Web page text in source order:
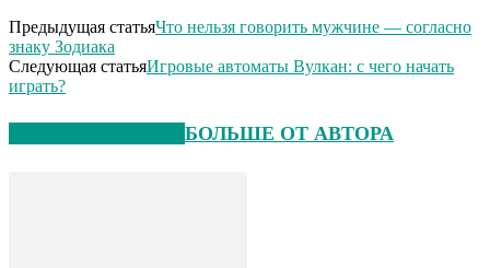
Предыдущая статьяЧто нельзя говорить мужчине — согласно
знаку Зодиака
Следующая статьяИгровые автоматы Вулкан: с чего начать
играть?
БОЛЬШЕ ОТ АВТОРА